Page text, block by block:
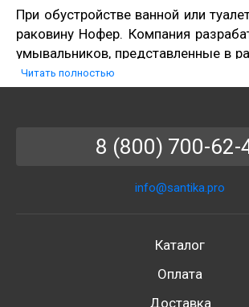
При обустройстве ванной или
раковину Нофер. Компания
умывальников, представленные в
и способах монтажа.
встраиваемые и накладные модели
монтажа. Мойки представлены в
изготовления. Для создания
используются нержавеющая сталь
Читать полностью
8 (800) 700-62-
info@santika.pro
Каталог
Оплата
Доставка